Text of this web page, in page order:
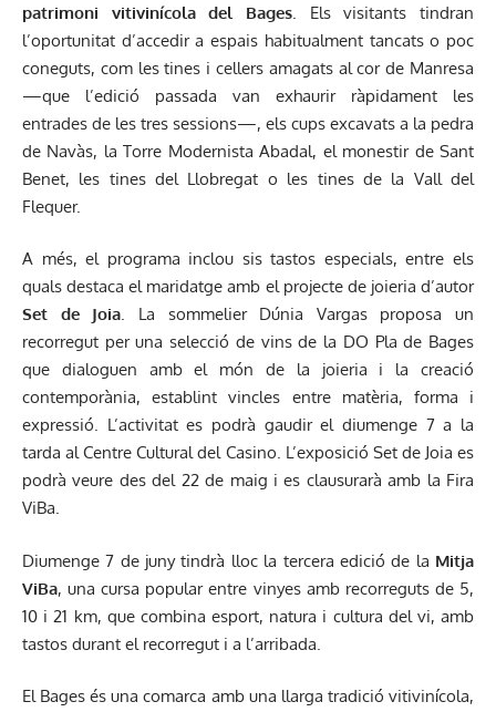
patrimoni vitivinícola del Bages. Els visitants tindran
l’oportunitat d’accedir a espais habitualment tancats o poc
coneguts, com les tines i cellers amagats al cor de Manresa
—que l’edició passada van exhaurir ràpidament les
entrades de les tres sessions—, els cups excavats a la pedra
de Navàs, la Torre Modernista Abadal, el monestir de Sant
Benet, les tines del Llobregat o les tines de la Vall del
Flequer.
A més, el programa inclou sis tastos especials, entre els
quals destaca el maridatge amb el projecte de joieria d’autor
Set de Joia. La sommelier Dúnia Vargas proposa un
recorregut per una selecció de vins de la DO Pla de Bages
que dialoguen amb el món de la joieria i la creació
contemporània, establint vincles entre matèria, forma i
expressió. L’activitat es podrà gaudir el diumenge 7 a la
tarda al Centre Cultural del Casino. L’exposició Set de Joia es
podrà veure des del 22 de maig i es clausurarà amb la Fira
ViBa.
Diumenge 7 de juny tindrà lloc la tercera edició de la Mitja
ViBa, una cursa popular entre vinyes amb recorreguts de 5,
10 i 21 km, que combina esport, natura i cultura del vi, amb
tastos durant el recorregut i a l’arribada.
El Bages és una comarca amb una llarga tradició vitivinícola,